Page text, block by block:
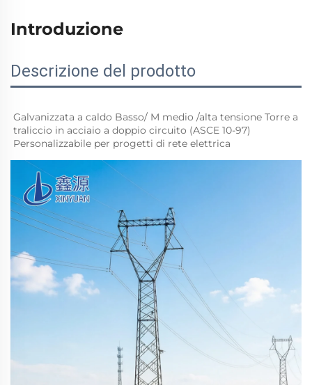
Introduzione
Descrizione del prodotto
Galvanizzata a caldo Basso/ M medio /alta tensione Torre a
traliccio in acciaio a doppio circuito (ASCE 10-97)
Personalizzabile per progetti di rete elettrica